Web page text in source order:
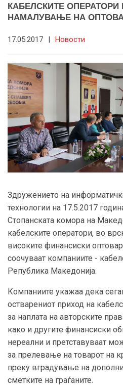
КАБЕЛСКИТЕ ОПЕРАТОРИ
НАМАЛУВАЊЕ НА
17.05.2017 | Новости
Здружението на
технологии на 17.5.2017
Стопанската комора на
кабелските оператори, во
високите финансиски
соочуваат компаниите -
Република Македонија.
Компаниите укажаа дека
остварениот приход на
за наплата на авторските
како и другите финансиски
нереални и претставуваат
за прелевање на товарот на
преку вградување на
сметките на граѓаните.